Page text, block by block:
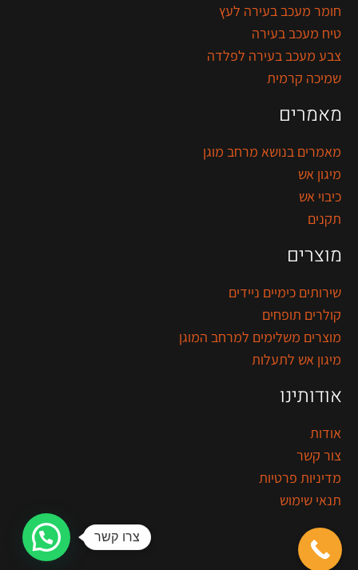
חומר מעכב בעירה לעץ
טיח מעכב בעירה
צבע מעכב בעירה לפלדה
שמיכה קרמית
מאמרים
מאמרים בנושא מרחב מוגן
מיגון אש
כיבוי אש
תקנים
מוצרים
שירותים כימיים ניידים
קולרים תופחים
מוצרים משלימים למרחב המוגן
מיגון אש לתעלות
אודותינו
אודות
צור קשר
מדיניות פרטיות
תנאי שימוש
צרו קשר